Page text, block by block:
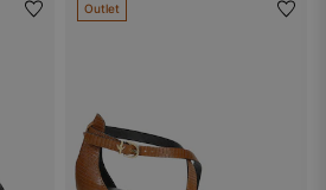
Outlet